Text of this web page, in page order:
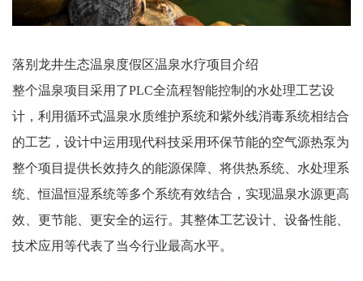
落别龙井生态温泉度假区温泉水疗项目介绍
整个温泉项目采用了PLC全流程智能控制的水处理工艺设
计，利用循环式温泉水质维护系统和紫外线消毒系统相结合
的工艺，设计中运用现代科技采用环保节能的空气源热泵为
整个项目提供长效持久的能源保障、将供热系统、水处理系
统、恒温恒湿系统等多个系统有效结合，实现温泉水源更高
效、更节能、更安全的运行。其整体工艺设计、设备性能、
技术应用等代表了当今行业最高水平。